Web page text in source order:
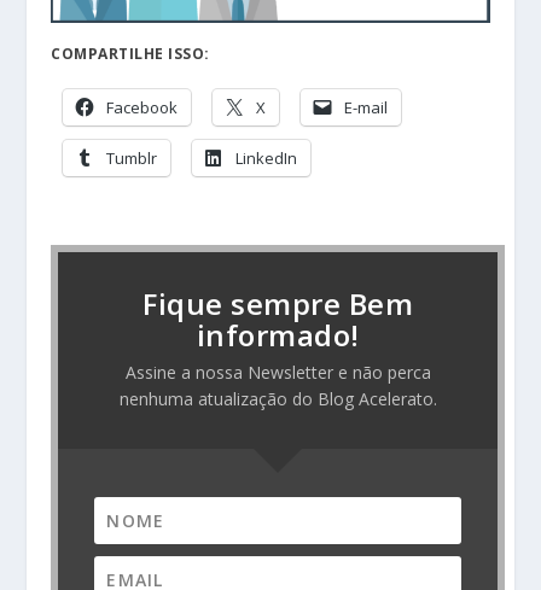
COMPARTILHE ISSO:
Facebook X E-mail
Tumblr LinkedIn
Fique sempre Bem
informado!
Assine a nossa Newsletter e não perca
nenhuma atualização do Blog Acelerato.